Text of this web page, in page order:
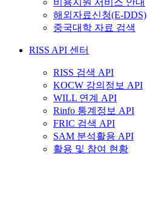
비용지원 서비스 안내
해외자료신청(E-DDS)
중국대학 자료 검색
RISS API 센터
RISS 검색 API
KOCW 강의정보 API
WILL 연계 API
Rinfo 통계정보 API
FRIC 검색 API
SAM 분석활용 API
활용 및 참여 현황